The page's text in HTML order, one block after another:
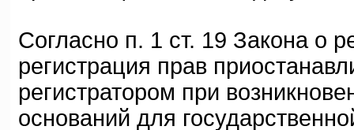
Согласно п. 1 ст. 19 Закона о
регистрация прав
регистратором при
оснований для